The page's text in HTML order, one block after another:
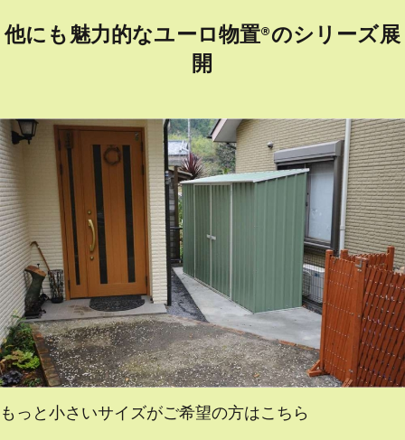
他にも魅力的なユーロ物置®︎のシリーズ展
開
もっと小さいサイズがご希望の方はこちら